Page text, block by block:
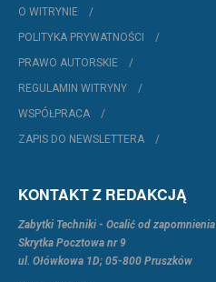
O WITRYNIE
POLITYKA PRYWATNOŚCI
PRAWO AUTORSKIE
REGULAMIN WITRYNY
WSPÓŁPRACA
ZAPIS DO NEWSLETTERA
KONTAKT Z REDAKCJĄ
Zabytki Techniki - Ocalić od zapomnienia
Skrytka Pocztowa nr 9
ul. Ołówkowa 1D; 05-800 Pruszków